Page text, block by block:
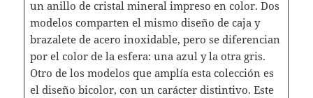
un anillo de cristal mineral impreso en color. Dos
modelos comparten el mismo diseño de caja y
brazalete de acero inoxidable, pero se diferencian
por el color de la esfera: una azul y la otra gris.
Otro de los modelos que amplía esta colección es
el diseño bicolor, con un carácter distintivo. Este